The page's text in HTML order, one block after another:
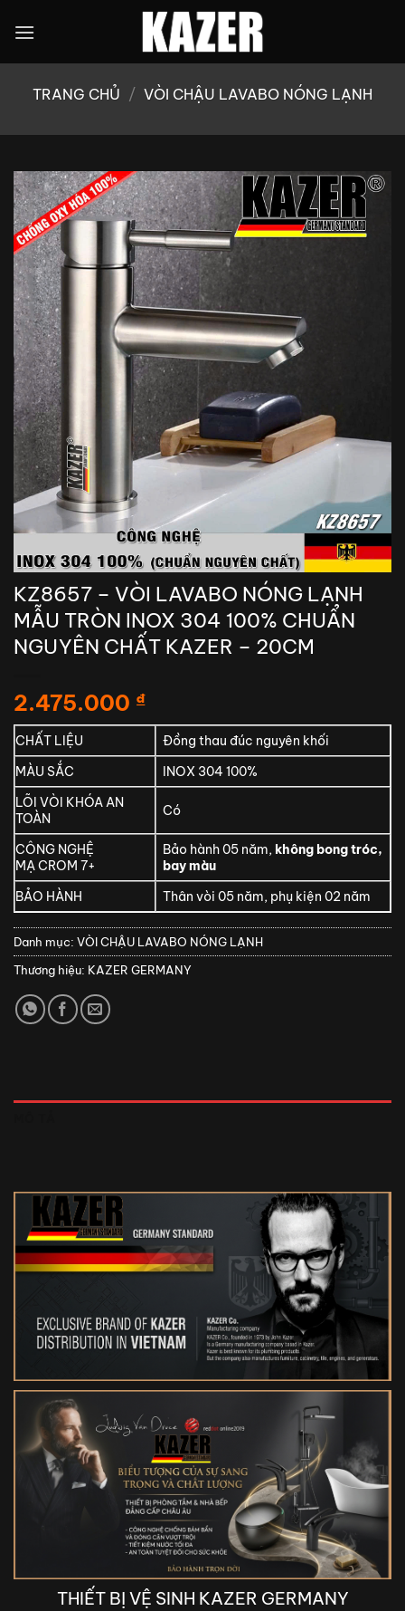
qua
TRANG CHỦ / VÒI CHẬU LAVABO NÓNG LẠNH
KZ8657 – VÒI LAVABO NÓNG LẠNH
MẪU TRÒN INOX 304 100% CHUẨN
NGUYÊN CHẤT KAZER – 20CM
2.475.000 ₫
CHẤT LIỆU
Đồng thau đúc nguyên khối
MÀU SẮC
INOX 304 100%
LÕI VÒI KHÓA AN
TOÀN
Có
CÔNG NGHỆ
MẠ CROM 7+
Bảo hành 05 năm, không bong tróc,
bay màu
BẢO HÀNH
Thân vòi 05 năm, phụ kiện 02 năm
Danh mục: VÒI CHẬU LAVABO NÓNG LẠNH
Thương hiệu: KAZER GERMANY
THIẾT BỊ VỆ SINH KAZER GERMANY